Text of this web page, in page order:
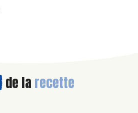
de la recette